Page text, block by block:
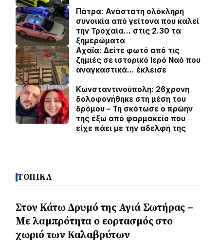
Πάτρα: Ανάστατη ολόκληρη
συνοικία από γείτονα που καλεί
την Τροχαία… στις 2.30 τα
ξημερώματα
Αχαϊα: Δείτε φωτό από τις
ζημιές σε ιστορικό Ιερό Ναό που
αναγκαστικά… έκλεισε
Κωνσταντινούπολη: 26χρονη
δολοφονήθηκε στη μέση του
δρόμου – Τη σκότωσε ο πρώην
της έξω από φαρμακείο που
είχε πάει με την αδελφή της
ΤΟΠΙΚΑ
Στον Κάτω Δρυμό της Αγιά Σωτήρας –
Με λαμπρότητα ο εορτασμός στο
χωριό των Καλαβρύτων